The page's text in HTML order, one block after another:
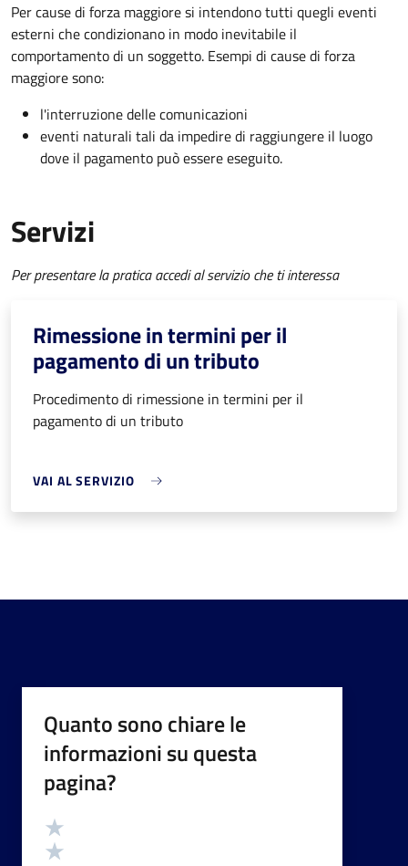
Per cause di forza maggiore si intendono tutti quegli eventi
esterni che condizionano in modo inevitabile il
comportamento di un soggetto. Esempi di cause di forza
maggiore sono:
l'interruzione delle comunicazioni
eventi naturali tali da impedire di raggiungere il luogo
dove il pagamento può essere eseguito.
Servizi
Per presentare la pratica accedi al servizio che ti interessa
Rimessione in termini per il
pagamento di un tributo
Procedimento di rimessione in termini per il
pagamento di un tributo
VAI AL SERVIZIO
Quanto sono chiare le
informazioni su questa
pagina?
Valutazione